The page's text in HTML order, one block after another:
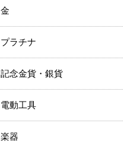
金
プラチナ
記念金貨・銀貨
電動工具
楽器